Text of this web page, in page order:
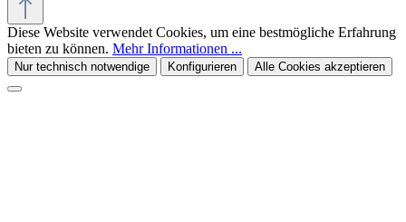
Diese Website verwendet Cookies, um eine bestmögliche Erfahrung
bieten zu können. Mehr Informationen ...
Nur technisch notwendige Konfigurieren Alle Cookies akzeptieren